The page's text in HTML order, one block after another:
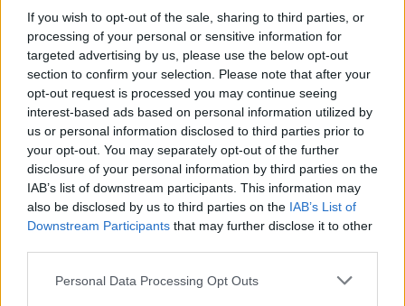
If you wish to opt-out of the sale, sharing to third parties, or
processing of your personal or sensitive information for
targeted advertising by us, please use the below opt-out
section to confirm your selection. Please note that after your
opt-out request is processed you may continue seeing
interest-based ads based on personal information utilized by
us or personal information disclosed to third parties prior to
your opt-out. You may separately opt-out of the further
disclosure of your personal information by third parties on the
IAB’s list of downstream participants. This information may
also be disclosed by us to third parties on the IAB’s List of
Downstream Participants that may further disclose it to other
Please note that this website/app uses one or more Google
Personal Data Processing Opt Outs